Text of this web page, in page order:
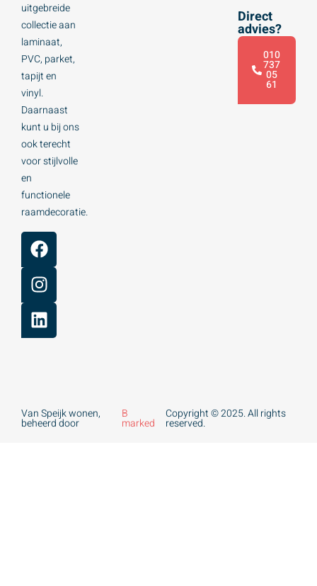
uitgebreide
collectie aan
laminaat,
PVC, parket,
tapijt en
vinyl.
Daarnaast
kunt u bij ons
ook terecht
voor stijlvolle
en
functionele
raamdecoratie.
Direct
advies?
010
737
05
61
Van Speijk wonen,
beheerd door
B
marked
Copyright © 2025. All rights
reserved.